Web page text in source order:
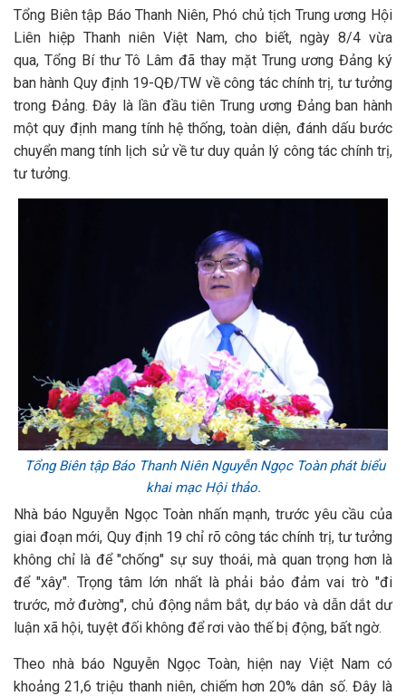
Tổng Biên tập Báo Thanh Niên, Phó chủ tịch Trung ương Hội
Liên hiệp Thanh niên Việt Nam, cho biết, ngày 8/4 vừa
qua, Tổng Bí thư Tô Lâm đã thay mặt Trung ương Đảng ký
ban hành Quy định 19-QĐ/TW về công tác chính trị, tư tưởng
trong Đảng. Đây là lần đầu tiên Trung ương Đảng ban hành
một quy định mang tính hệ thống, toàn diện, đánh dấu bước
chuyển mang tính lịch sử về tư duy quản lý công tác chính trị,
tư tưởng.
Tổng Biên tập Báo Thanh Niên Nguyễn Ngọc Toàn phát biểu
khai mạc Hội thảo.
Nhà báo Nguyễn Ngọc Toàn nhấn mạnh, trước yêu cầu của
giai đoạn mới, Quy định 19 chỉ rõ công tác chính trị, tư tưởng
không chỉ là để "chống" sự suy thoái, mà quan trọng hơn là
để "xây". Trọng tâm lớn nhất là phải bảo đảm vai trò "đi
trước, mở đường", chủ động nắm bắt, dự báo và dẫn dắt dư
luận xã hội, tuyệt đối không để rơi vào thế bị động, bất ngờ.
Theo nhà báo Nguyễn Ngọc Toàn, hiện nay Việt Nam có
khoảng 21,6 triệu thanh niên, chiếm hơn 20% dân số. Đây là